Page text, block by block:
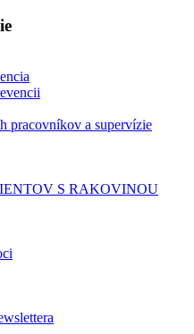
pracovníkov a supervízie
S RAKOVINOU